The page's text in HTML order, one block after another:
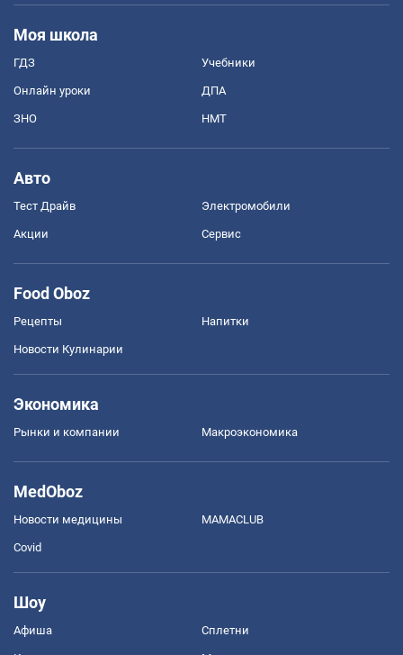
Моя школа
ГДЗ Учебники
Онлайн уроки ДПА
ЗНО НМТ
Авто
Тест Драйв Электромобили
Акции Сервис
Food Oboz
Рецепты Напитки
Новости Кулинарии
Экономика
Рынки и компании Mакроэкономика
MedOboz
Новости медицины MAMACLUB
Covid
Шоу
Афиша Сплетни